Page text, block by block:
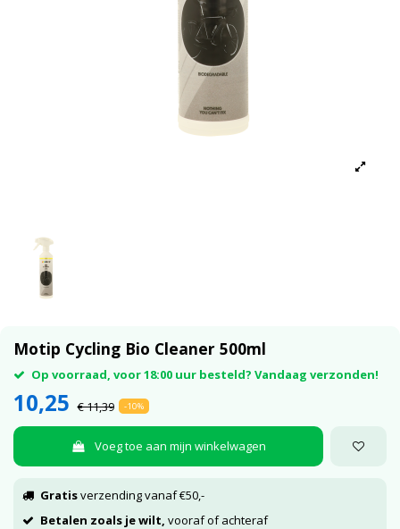
Motip Cycling Bio Cleaner 500ml
Op voorraad, voor 18:00 uur besteld? Vandaag verzonden!
10,25 € 11,39 -10%
Voeg toe aan mijn winkelwagen
Gratisverzending vanaf €50,-
Betalen zoals je wilt, vooraf of achteraf